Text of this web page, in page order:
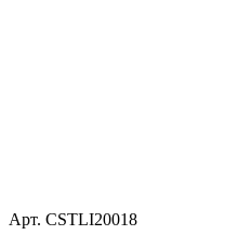
Арт. CSTLI20018